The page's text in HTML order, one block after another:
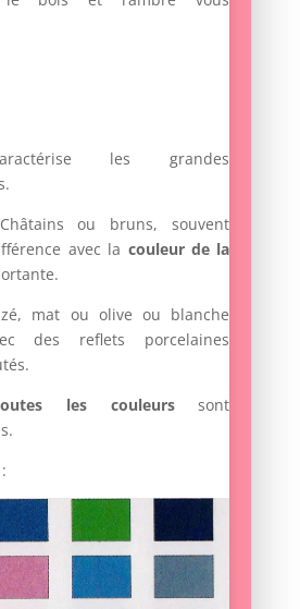
les grandes
ou bruns, souvent
avec la couleur de la
mat ou olive ou blanche
des reflets porcelaines
les couleurssont